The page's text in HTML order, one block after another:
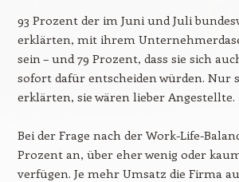
93 Prozent der im Juni und Juli
erklärten, mit ihrem
sein – und 79 Prozent, dass sie sich
sofort dafür entscheiden würden. Nur
erklärten, sie wären lieber Angestellte.
Bei der Frage nach der Work-Life-
Prozent an, über eher wenig oder
verfügen. Je mehr Umsatz die Firma